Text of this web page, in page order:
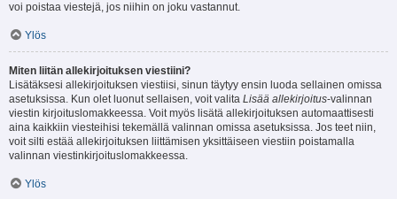
voi poistaa viestejä, jos niihin on joku vastannut.
Ylös
Miten liitän allekirjoituksen viestiini?
Lisätäksesi allekirjoituksen viestiisi, sinun täytyy ensin luoda sellainen omissa
asetuksissa. Kun olet luonut sellaisen, voit valita Lisää allekirjoitus-valinnan
viestin kirjoituslomakkeessa. Voit myös lisätä allekirjoituksen automaattisesti
aina kaikkiin viesteihisi tekemällä valinnan omissa asetuksissa. Jos teet niin,
voit silti estää allekirjoituksen liittämisen yksittäiseen viestiin poistamalla
valinnan viestinkirjoituslomakkeessa.
Ylös